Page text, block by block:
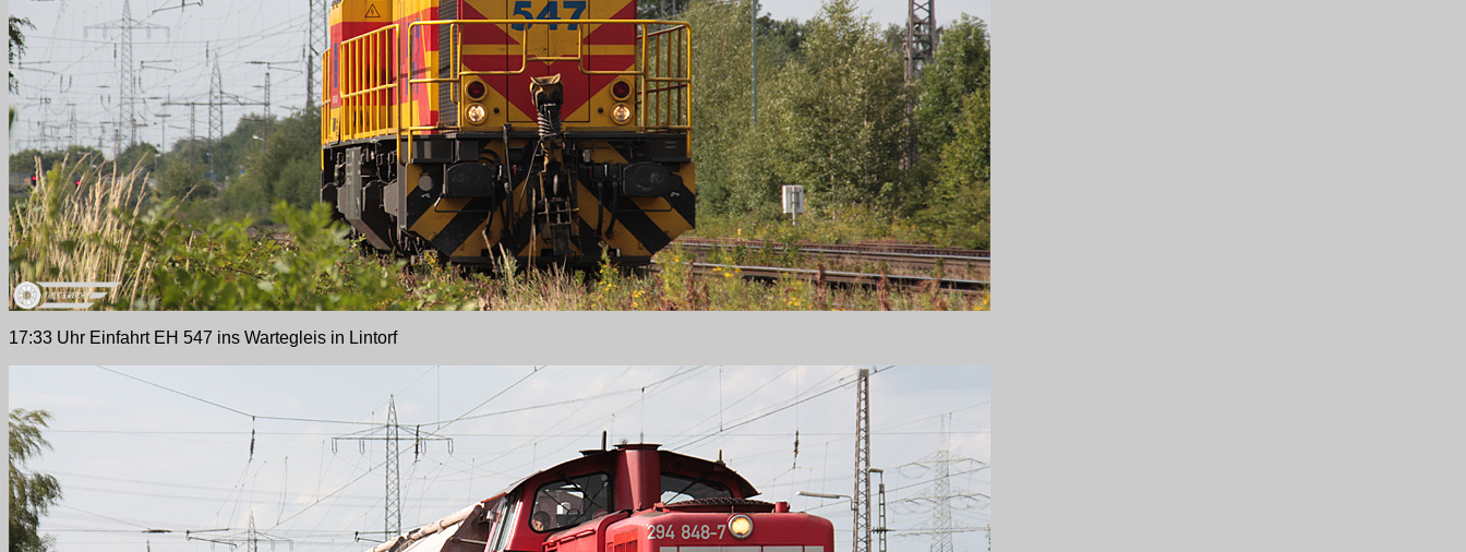
17:33 Uhr Einfahrt EH 547 ins Wartegleis in Lintorf